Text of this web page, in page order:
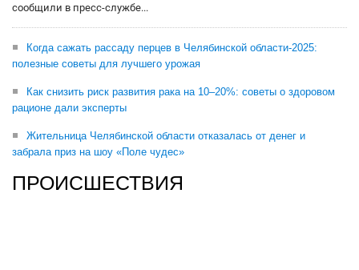
сообщили в пресс-службе...
Когда сажать рассаду перцев в Челябинской области-2025:
полезные советы для лучшего урожая
Как снизить риск развития рака на 10–20%: советы о здоровом
рационе дали эксперты
Жительница Челябинской области отказалась от денег и
забрала приз на шоу «Поле чудес»
ПРОИСШЕСТВИЯ